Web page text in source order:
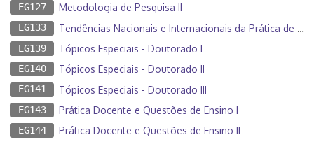
EG127 Metodologia de Pesquisa II
EG133 Tendências Nacionais e Internacionais da Prática de Enfermagem
EG139 Tópicos Especiais - Doutorado I
EG140 Tópicos Especiais - Doutorado II
EG141 Tópicos Especiais - Doutorado III
EG143 Prática Docente e Questões de Ensino I
EG144 Prática Docente e Questões de Ensino II